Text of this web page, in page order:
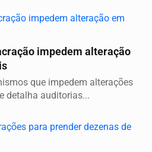
impedem alteração
que impedem alterações
detalha auditorias...